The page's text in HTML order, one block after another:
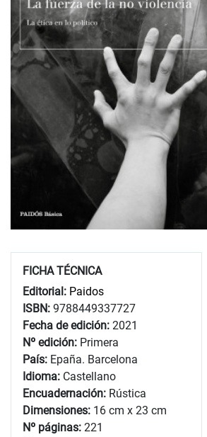
FICHA TÉCNICA
Editorial: Paidos
ISBN: 9788449337727
Fecha de edición: 2021
Nº edición: Primera
País: Epaña. Barcelona
Idioma: Castellano
Encuadernación: Rústica
Dimensiones: 16 cm x 23 cm
Nº páginas: 221